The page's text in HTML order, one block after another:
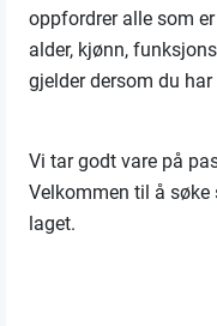
oppfordrer alle som
alder, kjønn,
gjelder dersom du
Vi tar godt vare på
Velkommen til å
laget.